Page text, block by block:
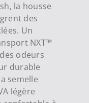
la housse
des
Un
NXT™
odeurs
durable
semelle
légère